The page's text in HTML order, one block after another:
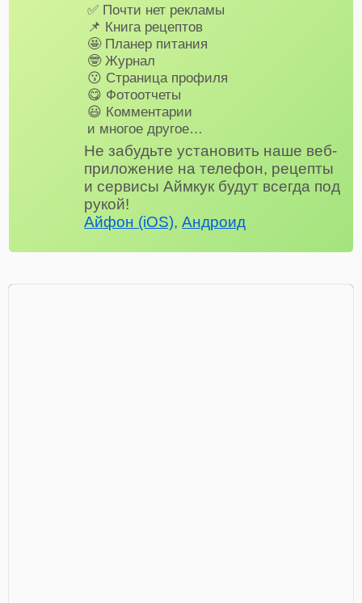
✅ Почти нет рекламы
📌 Книга рецептов
🤩 Планер питания
🤓 Журнал
😗 Страница профиля
😋 Фотоотчеты
😃 Комментарии
и многое другое…
Не забудьте установить наше веб-
приложение на телефон, рецепты
и сервисы Аймкук будут всегда под
рукой!
Айфон (iOS),Андроид